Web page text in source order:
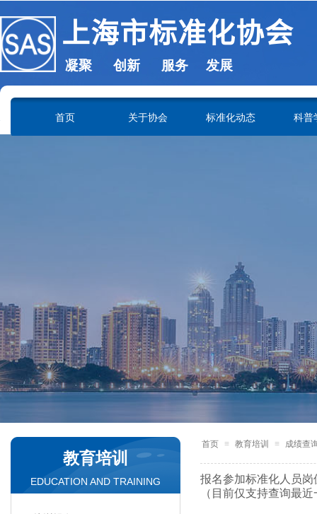
上海市标准化协会
凝聚 创新 服务 发展
首页 关于协会 标准化动态 科普
SHANGHAI ASSOCIATION OF STANDARDIZATION
首页 ≡ 教育培训 ≡ 成绩查
教育培训
报名参加标准化人员岗
（目前仅支持查询最
EDUCATION AND TRAINING